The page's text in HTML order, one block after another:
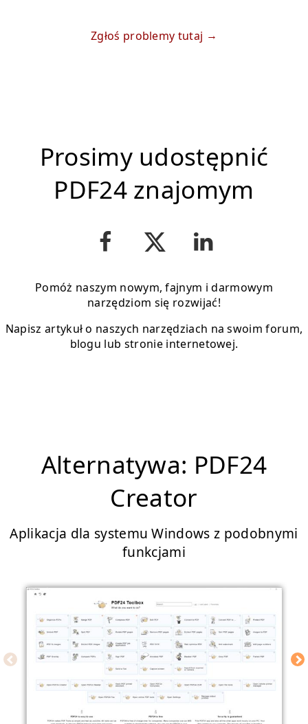
Zgłoś problemy tutaj
Prosimy udostępnić
PDF24 znajomym
Pomóż naszym nowym, fajnym i darmowym
narzędziom się rozwijać!
Napisz artykuł o naszych narzędziach na swoim forum,
blogu lub stronie internetowej.
Alternatywa: PDF24
Creator
Aplikacja dla systemu Windows z podobnymi
funkcjami